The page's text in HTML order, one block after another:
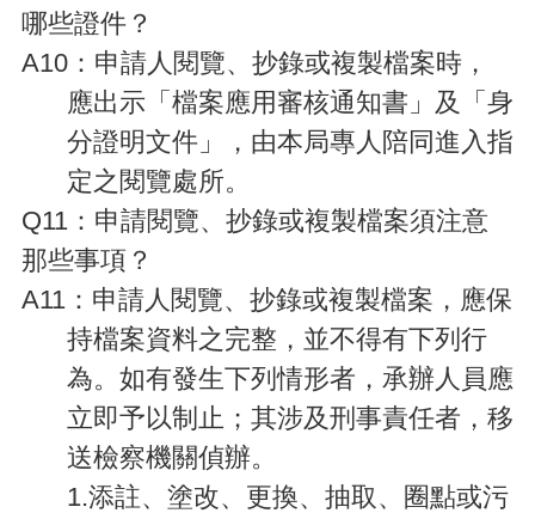
資
訊
哪些證件？
A10 ：申請人閱覽、抄錄或複製檔案時，
應出示「檔案應用審核通知書」及「身
分證明文件」，由本局專人陪同進入指
定之閱覽處所。
Q11 ：申請閱覽、抄錄或複製檔案須注意
那些事項？
A11 ：申請人閱覽、抄錄或複製檔案，應保
持檔案資料之完整，並不得有下列行
為。如有發生下列情形者，承辦人員應
立即予以制止；其涉及刑事責任者，移
送檢察機關偵辦。
1.添註、塗改、更換、抽取、圈點或污